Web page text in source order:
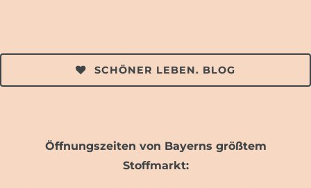
SCHÖNER LEBEN. BLOG
Öffnungszeiten von Bayerns größtem
Stoffmarkt: